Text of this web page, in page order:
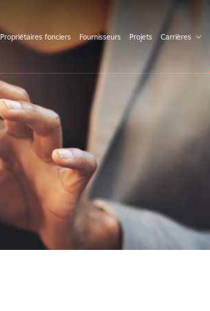
Propriétaires fonciers Fournisseurs Projets Carrières